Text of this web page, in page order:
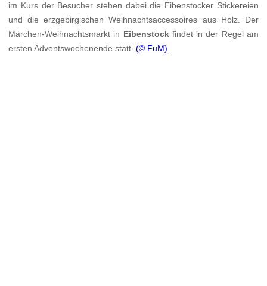
im Kurs der Besucher stehen dabei die Eibenstocker Stickereien
und die erzgebirgischen Weihnachtsaccessoires aus Holz. Der
Märchen-Weihnachtsmarkt in Eibenstockfindet in der Regel am
ersten Adventswochenende statt.(© FuM)